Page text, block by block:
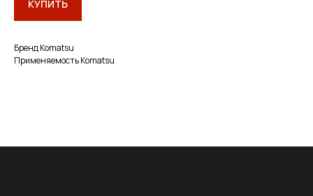
КУПИТЬ
Бренд Komatsu
Применяемость Komatsu